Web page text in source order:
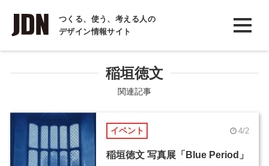
つくる、使う、考える人の
デザイン情報サイト
INTERVIEW
インタビュー
COLUMN
コラム
稲垣徳文
関連記事
イベント 4/2
稲垣徳文 写真展「Blue Period」